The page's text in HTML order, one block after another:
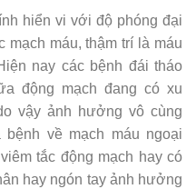
hiển vi với độ phóng đại
mạch máu, thậm trí là máu
nay các bệnh đái tháo
động mạch đang có xu
vậy ảnh hưởng vô cùng
về mạch máu ngoại
tắc động mạch hay có
hay ngón tay ảnh hưởng